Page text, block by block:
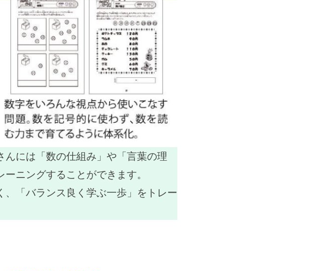
には「数の仕組み」や「言葉の理
ニングすることができます。
「バランス良く学ぶ一歩」をトレー